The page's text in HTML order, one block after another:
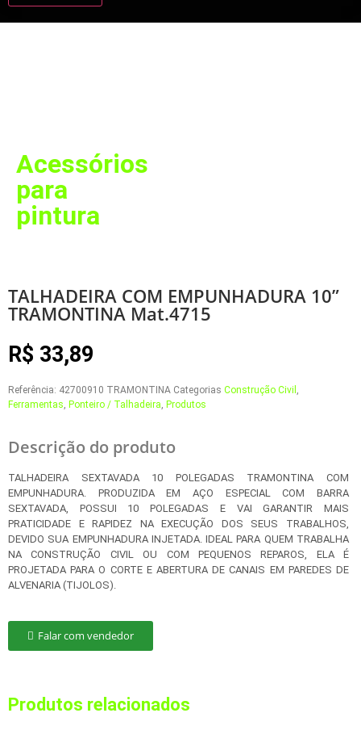
Acessórios
para
pintura
TALHADEIRA COM EMPUNHADURA 10”
TRAMONTINA Mat.4715
R$ 33,89
Referência: 42700910 TRAMONTINA Categorias Construção Civil
Ferramentas Ponteiro / Talhadeira Produtos
Descrição do produto
TALHADEIRA SEXTAVADA 10 POLEGADAS TRAMONTINA COM
EMPUNHADURA. PRODUZIDA EM AÇO ESPECIAL COM BARRA
SEXTAVADA, POSSUI 10 POLEGADAS E VAI GARANTIR MAIS
PRATICIDADE E RAPIDEZ NA EXECUÇÃO DOS SEUS TRABALHOS,
DEVIDO SUA EMPUNHADURA INJETADA. IDEAL PARA QUEM TRABALHA
NA CONSTRUÇÃO CIVIL OU COM PEQUENOS REPAROS, ELA É
PROJETADA PARA O CORTE E ABERTURA DE CANAIS EM PAREDES DE
ALVENARIA (TIJOLOS).
Falar com vendedor
Produtos relacionados